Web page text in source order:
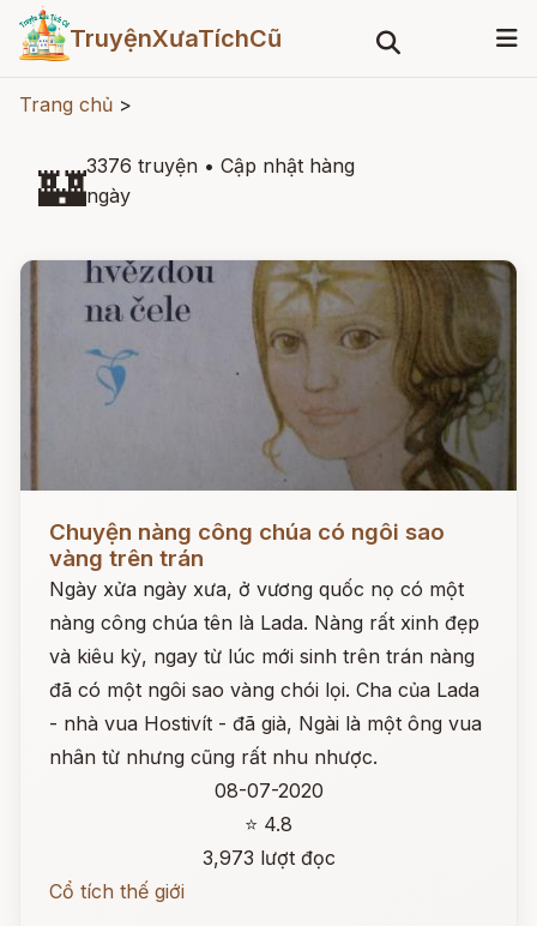
TruyệnXưaTíchCũ
Trang chủ >
🏰3376 truyện • Cập nhật hàng
ngày
Chuyện nàng công chúa có ngôi sao
vàng trên trán
Ngày xửa ngày xưa, ở vương quốc nọ có một
nàng công chúa tên là Lada. Nàng rất xinh đẹp
và kiêu kỳ, ngay từ lúc mới sinh trên trán nàng
đã có một ngôi sao vàng chói lọi. Cha của Lada
- nhà vua Hostivít - đã già, Ngài là một ông vua
nhân từ nhưng cũng rất nhu nhược.
08-07-2020
⭐ 4.8
3,973 lượt đọc
Cổ tích thế giới